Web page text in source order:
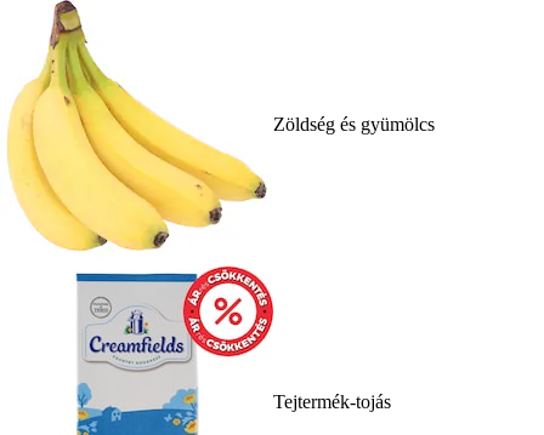
Zöldség és gyümölcs
Tejtermék-tojás